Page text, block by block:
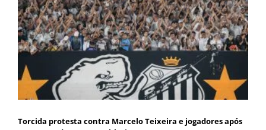
Torcida protesta contra Marcelo Teixeira e jogadores após